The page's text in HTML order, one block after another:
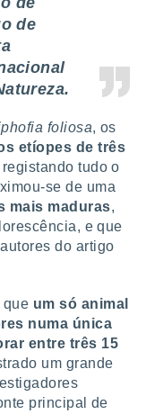
de
foliosa, os
etíopes de três
registando tudo o
se de uma
mais maduras,
e que
do artigo
que um só animal
numa única
entre três 15
um grande
principal de